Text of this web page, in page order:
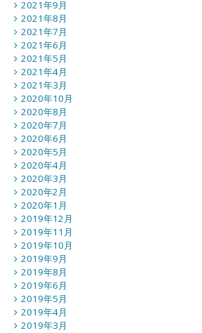
2021年9月
2021年8月
2021年7月
2021年6月
2021年5月
2021年4月
2021年3月
2020年10月
2020年8月
2020年7月
2020年6月
2020年5月
2020年4月
2020年3月
2020年2月
2020年1月
2019年12月
2019年11月
2019年10月
2019年9月
2019年8月
2019年6月
2019年5月
2019年4月
2019年3月